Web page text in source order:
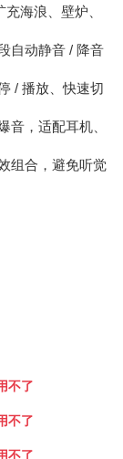
海浪、壁炉、
自动静音 / 降音
/ 播放、快速切
音，适配耳机、
组合，避免听觉
不了
不了
不了